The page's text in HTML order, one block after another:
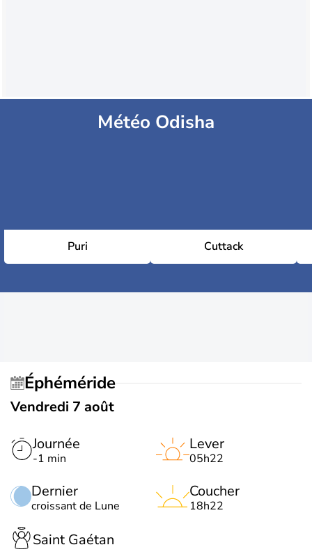
Météo Odisha
Puri Cuttack
Éphéméride
Vendredi 7 août
Journée
-1 min
Dernier
croissant de Lune
Lever
05h22
Coucher
18h22
Saint Gaétan